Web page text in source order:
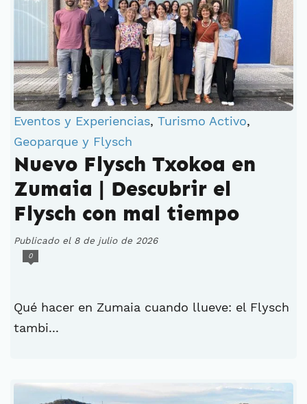
Eventos y Experiencias, Turismo Activo,
Geoparque y Flysch
Nuevo Flysch Txokoa en
Zumaia | Descubrir el
Flysch con mal tiempo
Publicado el 8 de julio de 2026
0
Qué hacer en Zumaia cuando llueve: el Flysch
tambi...